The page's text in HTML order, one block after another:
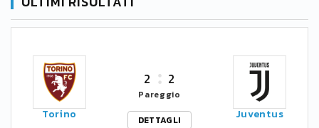
Torino
2 2
Pareggio
DETTAGLI
Juventus